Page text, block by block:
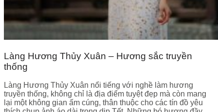
Làng Hương Thủy Xuân – Hương sắc truyền
thống
Làng Hương Thủy Xuân nổi tiếng với nghề làm hương
truyền thống, không chỉ là địa điểm tuyệt đẹp mà còn mang
lại một không gian ấm cúng, thân thuộc cho các tín đồ yêu